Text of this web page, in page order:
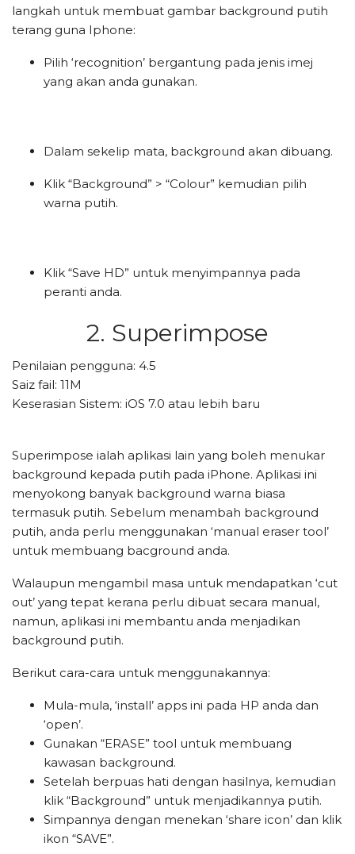
langkah untuk membuat gambar background putih
terang guna Iphone:
Pilih ‘recognition’ bergantung pada jenis imej
yang akan anda gunakan.
Dalam sekelip mata, background akan dibuang.
Klik “Background” > “Colour” kemudian pilih
warna putih.
Klik “Save HD” untuk menyimpannya pada
peranti anda.
2. Superimpose
Penilaian pengguna: 4.5
Saiz fail: 11M
Keserasian Sistem: iOS 7.0 atau lebih baru
Superimpose ialah aplikasi lain yang boleh menukar
background kepada putih pada iPhone. Aplikasi ini
menyokong banyak background warna biasa
termasuk putih. Sebelum menambah background
putih, anda perlu menggunakan ‘manual eraser tool’
untuk membuang bacground anda.
Walaupun mengambil masa untuk mendapatkan ‘cut
out’ yang tepat kerana perlu dibuat secara manual,
namun, aplikasi ini membantu anda menjadikan
background putih.
Berikut cara-cara untuk menggunakannya:
Mula-mula, ‘install’ apps ini pada HP anda dan
‘open’.
Gunakan “ERASE” tool untuk membuang
kawasan background.
Setelah berpuas hati dengan hasilnya, kemudian
klik “Background” untuk menjadikannya putih.
Simpannya dengan menekan ‘share icon’ dan klik
ikon “SAVE”.